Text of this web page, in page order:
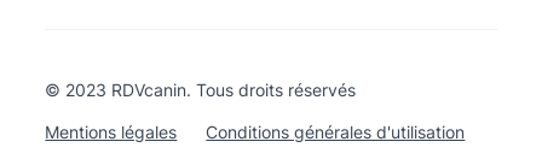
© 2023 RDVcanin. Tous droits réservés
Mentions légales Conditions générales d'utilisation